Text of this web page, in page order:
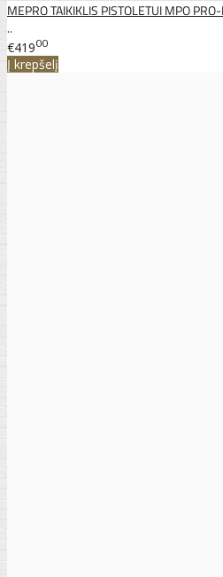
MEPRO TAIKIKLIS PISTOLETUI MPO
..
€41900
Į krepšelį